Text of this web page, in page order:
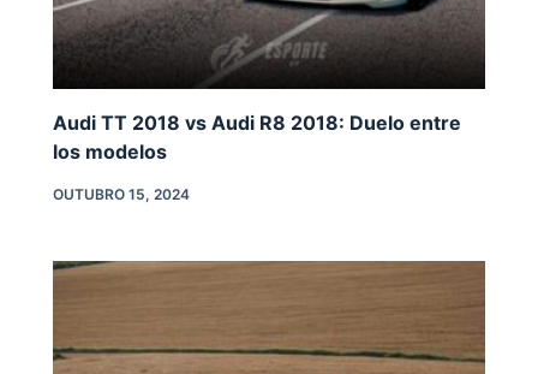
Audi TT 2018 vs Audi R8 2018: Duelo entre
los modelos
OUTUBRO 15, 2024